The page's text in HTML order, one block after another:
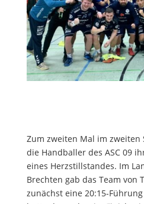
Zum zweiten Mal im zweiten
die Handballer des ASC 09
eines Herzstillstandes. Im
Brechten gab das Team von
zunächst eine 20:15-